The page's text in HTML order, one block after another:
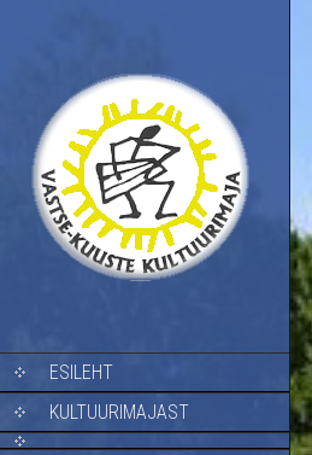
SKIP TO CONTENT
ESILEHT
KULTUURIMAJAST